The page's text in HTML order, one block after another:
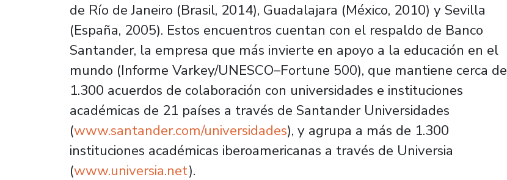
de Río de Janeiro (Brasil, 2014), Guadalajara (México, 2010) y Sevilla
(España, 2005). Estos encuentros cuentan con el respaldo de Banco
Santander, la empresa que más invierte en apoyo a la educación en el
mundo (Informe Varkey/UNESCO–Fortune 500), que mantiene cerca de
1.300 acuerdos de colaboración con universidades e instituciones
académicas de 21 países a través de Santander Universidades
(www.santander.com/universidades), y agrupa a más de 1.300
instituciones académicas iberoamericanas a través de Universia
(www.universia.net).